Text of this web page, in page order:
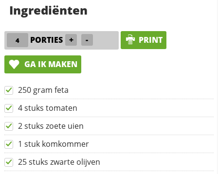
Ingrediënten
PORTIES + - PRINT
GA IK MAKEN
250 gram feta
4 stuks tomaten
2 stuks zoete uien
1 stuk komkommer
25 stuks zwarte olijven